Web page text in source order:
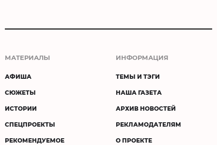
МАТЕРИАЛЫ
АФИША
СЮЖЕТЫ
ИСТОРИИ
СПЕЦПРОЕКТЫ
РЕКОМЕНДУЕМОЕ
ИНФОРМАЦИЯ
ТЕМЫ И ТЭГИ
НАША ГАЗЕТА
АРХИВ НОВОСТЕЙ
РЕКЛАМОДАТЕЛЯМ
О ПРОЕКТЕ